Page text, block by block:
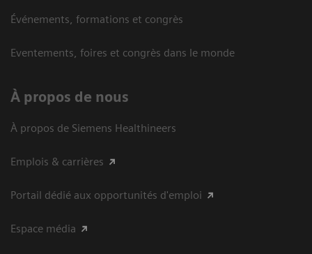
Événements, formations et congrès
Eventements, foires et congrès dans le monde
À propos de nous
À propos de Siemens Healthineers
Emplois & carrières
Portail dédié aux opportunités d'emploi
Espace média